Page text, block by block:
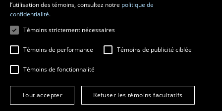
© 2026 Université Laval
Tous droits réservés
Conditions générales d'utilisation
Fraude en ligne
l’utilisation des témoins, consultez notre politique de
confidentialité.
Témoins strictement nécessaires
Témoins de performance Témoins de publicité ciblée
Témoins de fonctionnalité
Tout accepter Refuser les témoins facultatifs